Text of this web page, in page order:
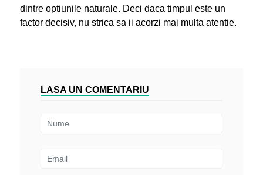
dintre optiunile naturale. Deci daca timpul este un
factor decisiv, nu strica sa ii acorzi mai multa atentie.
LASA UN COMENTARIU